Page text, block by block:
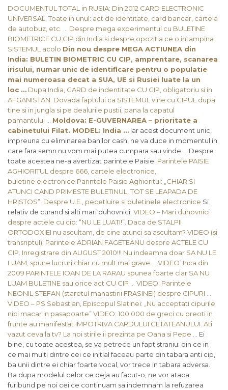
DOCUMENTUL TOTAL in RUSIA: Din 2012 CARD ELECTRONIC
UNIVERSAL. Toate in unul: act de identitate, card bancar, cartela
de autobuz, etc. …
Despre mega experimentul cu BULETINE
BIOMETRICE CU CIP din India si despre opozitia ce o intampina
SISTEMUL acolo Din nou despre MEGA ACTIUNEA din
India: BULETIN BIOMETRIC CU CIP, amprentare, scanarea
irisului, numar unic de identificare pentru o populatie
mai numeroasa decat a SUA, UE si Rusiei luate la un
loc … Dupa India, CARD de indentitate CU CIP, obligatoriu si in
AFGANISTAN. Dovada faptului ca SISTEMUL vine cu CIPUL dupa
tine si in jungla si pe dealurile pustii, pana la capatul
pamantului …
Moldova: E-GUVERNAREA – prioritate a
cabinetului Filat. MODEL: India … Iar acest document unic,
impreuna cu eliminarea banilor cash, ne va duce in momentul in
care fara semn nu vom mai putea cumpara sau vinde … Despre
toate acestea ne-a avertizat parintele Paisie: Parintele PAISIE
AGHIORITUL despre 666, cartele electronice,
buletine electronice Parintele Paisie Aghioritul: „CHIAR SI
ATUNCI CAND PRIMESTE BULETINUL, TOT SE LEAPADA DE
HRISTOS”. Despre U.E., pecetluire si buletinele electronice Si
relativ de curand si alti mari duhovnici: VIDEO – Mari duhovnici
despre actele cu cip: “NU LE LUATI!”. Daca de STALPII
ORTODOXIEI nu ascultam, de cine atunci sa ascultam? VIDEO (si
transriptul): Parintele ADRIAN FAGETEANU despre ACTELE CU
CIP. Inregistrare din AUGUST 2010!!! Nu indeamna doar SA NU LE
LUAM, spune lucruri chiar cu mult mai grave …
VIDEO: Inca din
2009 PARINTELE IOAN DE LA RARAU spunea foarte clar SA NU
LUAM BULETINE sau orice act CU CIP …
VIDEO: Parintele
NEONIL STEFAN (staretul manastirii FRASINEI) despre CIPURI …
VIDEO – PS Sebastian, Episcopul Slatinei: „Nu acceptati cipurile
nici macar in pasapoarte”VIDEO: 100 000 de greci cu preoti in
frunte au manifestat IMPOTRIVA CARDULUI CETATEANULUI. Ati
vazut ceva la tv? La noi stirile ii prezinta pe Oana si Pepe …
Ei
bine, cu toate acestea, se va petrece un fapt straniu: din ce in
ce mai multi dintre cei ce initial faceau parte din tabara anti cip,
ba unii dintre ei chiar foarte vocal, vor trece in tabara adversa.
Ba dupa modelul celor ce deja au facut-o, ne vor ataca
furibund pe noi cei ce continuam sa indemnam la refuzarea